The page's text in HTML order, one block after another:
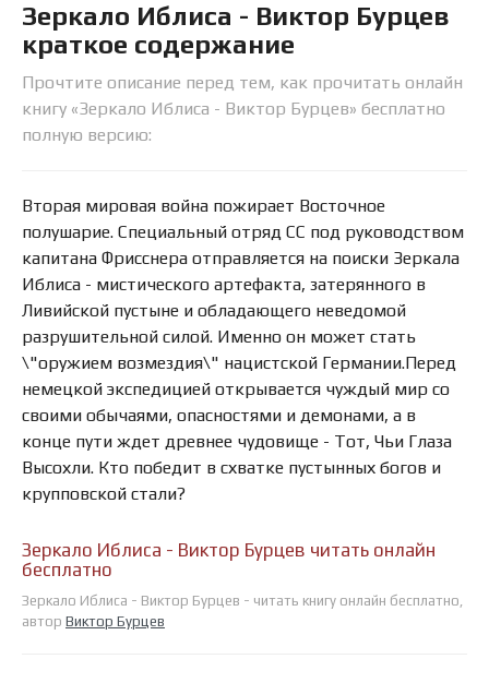
Зеркало Иблиса - Виктор Бурцев
краткое содержание
Прочтите описание перед тем, как прочитать онлайн
книгу «Зеркало Иблиса - Виктор Бурцев» бесплатно
полную версию:
Вторая мировая война пожирает Восточное
полушарие. Специальный отряд СС под руководством
капитана Фрисснера отправляется на поиски Зеркала
Иблиса - мистического артефакта, затерянного в
Ливийской пустыне и обладающего неведомой
разрушительной силой. Именно он может стать
\"оружием возмездия\" нацистской Германии.Перед
немецкой экспедицией открывается чуждый мир со
своими обычаями, опасностями и демонами, а в
конце пути ждет древнее чудовище - Тот, Чьи Глаза
Высохли. Кто победит в схватке пустынных богов и
крупповской стали?
Зеркало Иблиса - Виктор Бурцев читать онлайн
бесплатно
Зеркало Иблиса - Виктор Бурцев - читать книгу онлайн бесплатно,
автор Виктор Бурцев